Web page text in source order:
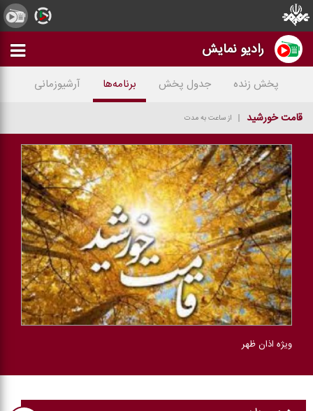
رادیو نمایش
پخش زنده جدول پخش برنامه‌ها
آرشیوزمانی
قامت خورشید
از ساعت به مدت
ویژه اذان ظهر